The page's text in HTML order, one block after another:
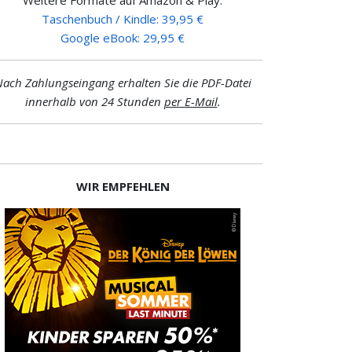
Taschenbuch / Kindle: 39,95 €
Google eBook: 29,95 €
Zahlungseingang erhalten Sie die PDF-Datei
innerhalb von 24 Stunden per E-Mail.
WIR EMPFEHLEN